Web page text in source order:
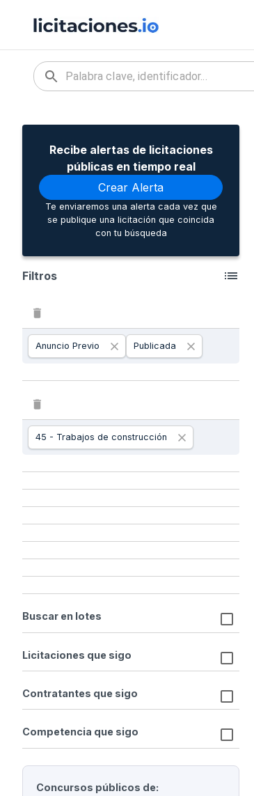
Recibe alertas de licitaciones
públicas en tiempo real
Crear Alerta
Te enviaremos una alerta cada vez que
se publique una licitación que coincida
con tu búsqueda
Filtros
Anuncio Previo Publicada
45 - Trabajos de construcción
Buscar en lotes
Licitaciones que sigo
Contratantes que sigo
Competencia que sigo
Concursos públicos de: